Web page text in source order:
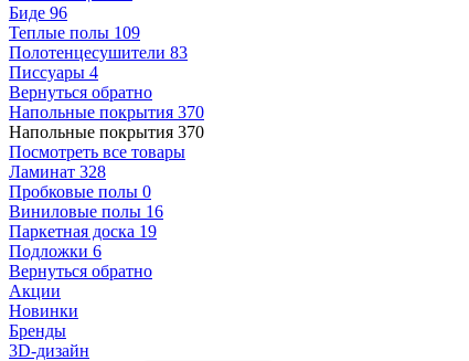
Биде 96
Теплые полы 109
Полотенцесушители 83
Писсуары 4
Вернуться обратно
Напольные покрытия 370
Напольные покрытия 370
Посмотреть все товары
Ламинат 328
Пробковые полы 0
Виниловые полы 16
Паркетная доска 19
Подложки 6
Вернуться обратно
Акции
Новинки
Бренды
3D-дизайн